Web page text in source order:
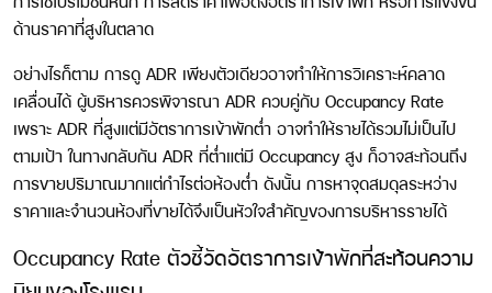
ด้านราคาที่สูงในตลาด
อย่างไรก็ตาม การดู ADR เพียงตัวเดียวอาจทำให้การวิเคราะห์คลาด
เคลื่อนได้ ผู้บริหารควรพิจารณา ADR ควบคู่กับ Occupancy Rate
เพราะ ADR ที่สูงแต่มีอัตราการเข้าพักต่ำ อาจทำให้รายได้รวมไม่เป็นไป
ตามเป้า ในทางกลับกัน ADR ที่ต่ำแต่มี Occupancy สูง ก็อาจสะท้อนถึง
การขายปริมาณมากแต่กำไรต่อห้องต่ำ ดังนั้น การหาจุดสมดุลระหว่าง
ราคาและจำนวนห้องที่ขายได้จึงเป็นหัวใจสำคัญของการบริหารรายได้
Occupancy Rate ตัวชี้วัดอัตราการเข้าพักที่สะท้อนความ